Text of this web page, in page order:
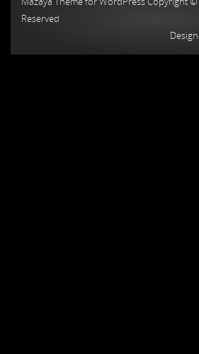
Reserved